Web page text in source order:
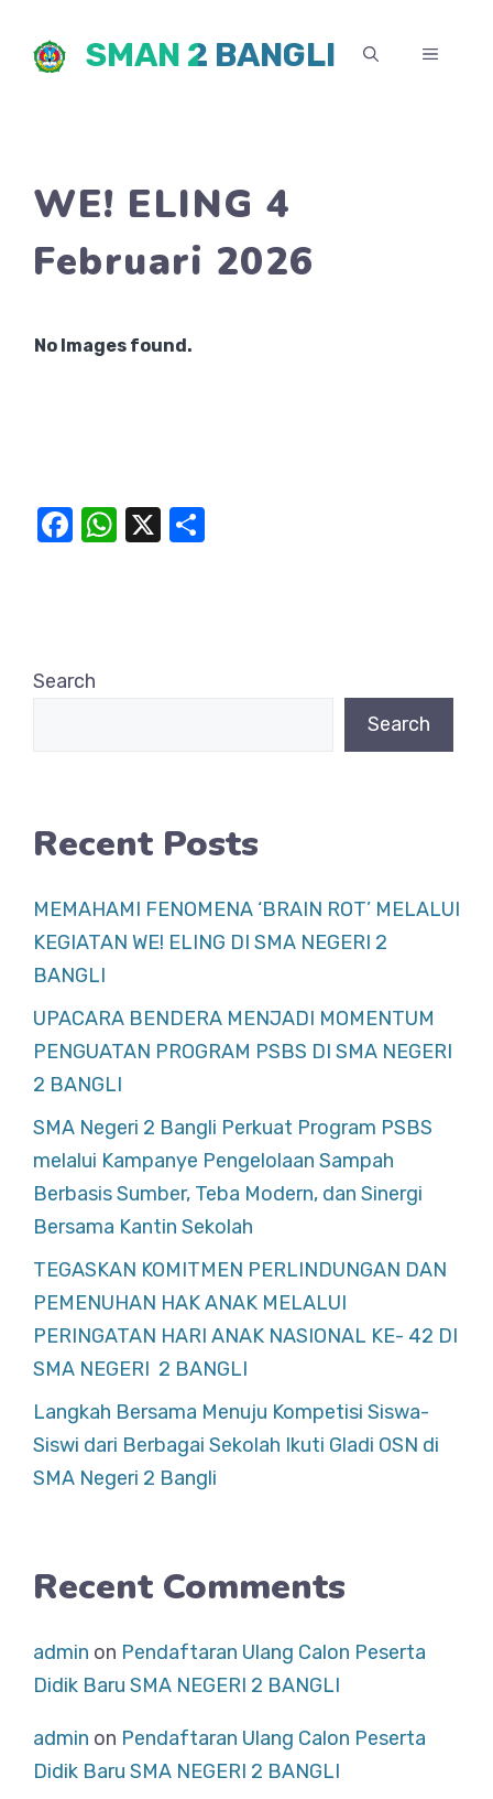
SMAN 2 BANGLI MENU
WE! ELING 4
Februari 2026
No Images found.
F
b
o
W X
Search
Search
Recent Posts
MEMAHAMI FENOMENA ‘BRAIN ROT’ MELALUI
KEGIATAN WE! ELING DI SMA NEGERI 2
BANGLI
UPACARA BENDERA MENJADI MOMENTUM
PENGUATAN PROGRAM PSBS DI SMA NEGERI
2 BANGLI
SMA Negeri 2 Bangli Perkuat Program PSBS
melalui Kampanye Pengelolaan Sampah
Berbasis Sumber, Teba Modern, dan Sinergi
Bersama Kantin Sekolah
TEGASKAN KOMITMEN PERLINDUNGAN DAN
PEMENUHAN HAK ANAK MELALUI
PERINGATAN HARI ANAK NASIONAL KE- 42 DI
SMA NEGERI 2 BANGLI
Langkah Bersama Menuju Kompetisi Siswa-
Siswi dari Berbagai Sekolah Ikuti Gladi OSN di
SMA Negeri 2 Bangli
Recent Comments
admin on Pendaftaran Ulang Calon Peserta
Didik Baru SMA NEGERI 2 BANGLI
admin on Pendaftaran Ulang Calon Peserta
Didik Baru SMA NEGERI 2 BANGLI